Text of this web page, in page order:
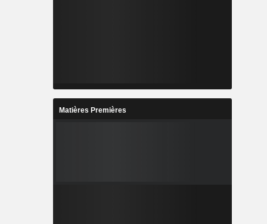
Matières Premières